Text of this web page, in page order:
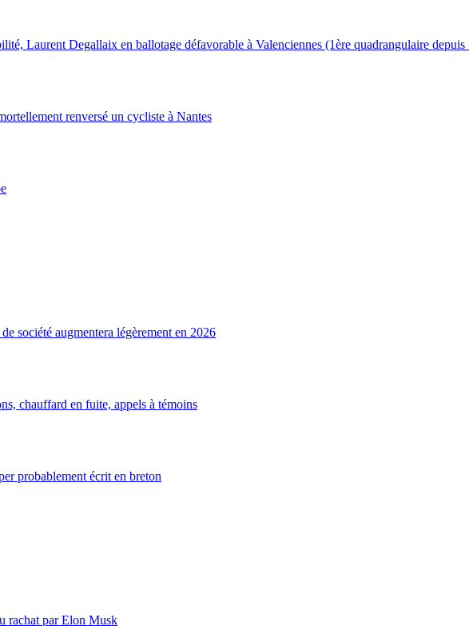
Laurent Degallaix en ballotage défavorable à Valenciennes (1ère quadrangulaire depuis
renversé un cycliste à Nantes
société augmentera légèrement en 2026
chauffard en fuite, appels à témoins
probablement écrit en breton
rachat par Elon Musk